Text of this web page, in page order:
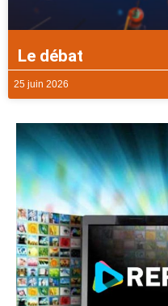
Le débat
25 juin 2026